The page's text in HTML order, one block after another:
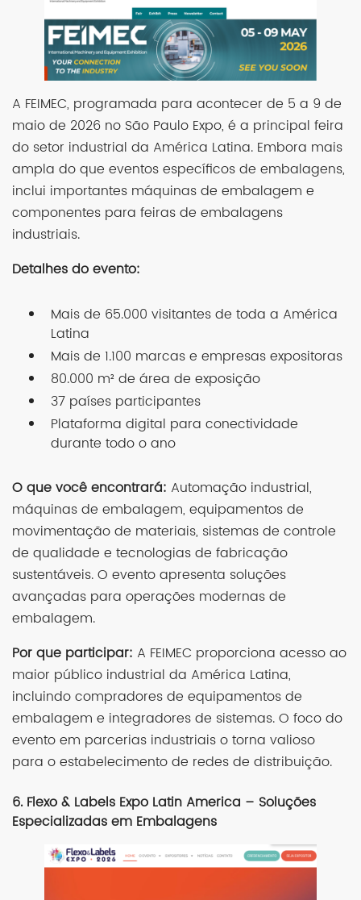
A FEIMEC, programada para acontecer de 5 a 9 de
maio de 2026 no São Paulo Expo, é a principal feira
do setor industrial da América Latina. Embora mais
ampla do que eventos específicos de embalagens,
inclui importantes máquinas de embalagem e
componentes para feiras de embalagens
industriais.
Detalhes do evento:
Mais de 65.000 visitantes de toda a América
Latina
Mais de 1.100 marcas e empresas expositoras
80.000 m² de área de exposição
37 países participantes
Plataforma digital para conectividade
durante todo o ano
O que você encontrará: Automação industrial,
máquinas de embalagem, equipamentos de
movimentação de materiais, sistemas de controle
de qualidade e tecnologias de fabricação
sustentáveis. O evento apresenta soluções
avançadas para operações modernas de
embalagem.
Por que participar: A FEIMEC proporciona acesso ao
maior público industrial da América Latina,
incluindo compradores de equipamentos de
embalagem e integradores de sistemas. O foco do
evento em parcerias industriais o torna valioso
para o estabelecimento de redes de distribuição.
6. Flexo & Labels Expo Latin America – Soluções
Especializadas em Embalagens